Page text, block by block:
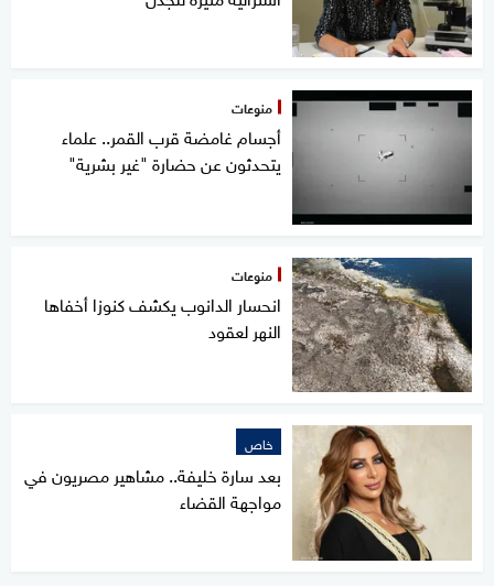
منوعات
أجسام غامضة قرب القمر.. علماء
يتحدثون عن حضارة "غير بشرية"
منوعات
انحسار الدانوب يكشف كنوزا أخفاها
النهر لعقود
خاص
بعد سارة خليفة.. مشاهير مصريون في
مواجهة القضاء